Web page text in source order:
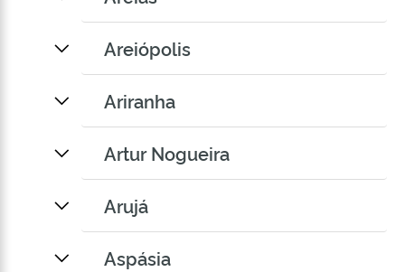
Areiópolis
Ariranha
Artur Nogueira
Arujá
Aspásia